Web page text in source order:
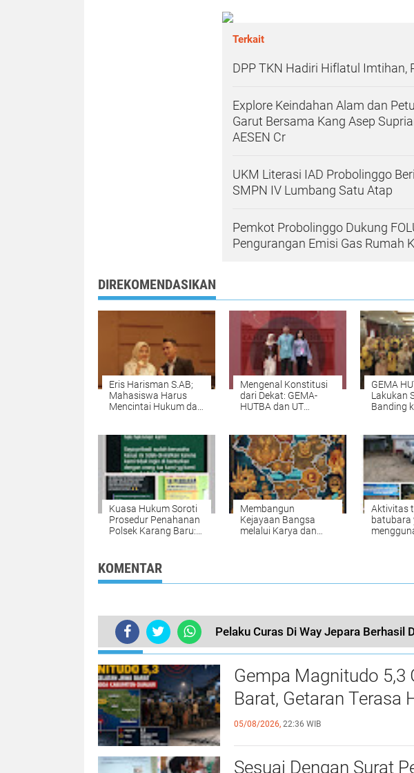
Terkait
DPP TKN Hadiri Hiflatul Imtihan,
Explore Keindahan Alam dan
Garut Bersama Kang Asep
AESEN Cr
UKM Literasi IAD Probolinggo
SMPN IV Lumbang Satu Atap
Pemkot Probolinggo Dukung
Pengurangan Emisi Gas Rumah
DIREKOMENDASIKAN
Eris Harisman S.AB;
Mahasiswa Harus
Mencintai Hukum dan
Sebagai Warga
Negara
Mengenal Konstitusi
dari Dekat: GEMA-
HUTBA dan UT
Mahkamah Konstitusi
GEMA
Lakukan
Banding
Encep
Edukasi
Dimana
Lebih
Kuasa Hukum Soroti
Prosedur Penahanan
Polsek Karang Baru:
Restorative Justice
Membangun
Kejayaan Bangsa
melalui Karya dan
Aktivitas
batubara
KOMENTAR
Pelaku Curas Di Way Jepara Berhasil
TERKINI
Gempa Magnitudo 5,3
Barat, Getaran Terasa
05/08/2026, 22:36 WIB
Sesuai Dengan Surat